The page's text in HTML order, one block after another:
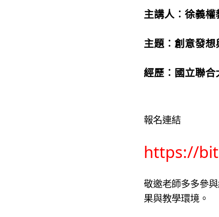
主講人︰ 徐義權
主題︰ 創意發想
經歷︰ 國立聯
報名連結
https://
敬邀老師多多參
果與教學環境。